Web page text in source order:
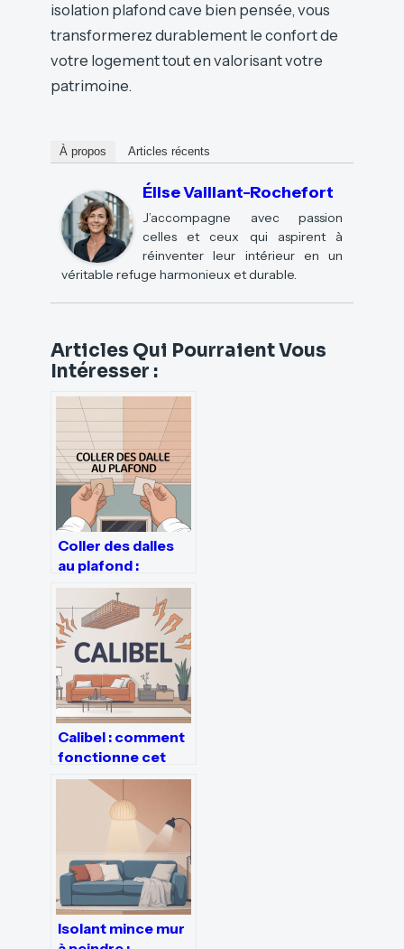
isolation plafond cave bien pensée, vous
transformerez durablement le confort de
votre logement tout en valorisant votre
patrimoine.
À propos Articles récents
Élise Vaillant-Rochefort
J’accompagne avec passion
celles et ceux qui aspirent à
réinventer leur intérieur en un
véritable refuge harmonieux et durable.
Articles Qui Pourraient Vous
Intéresser :
Coller des dalles
au plafond :
méthodes fiables,
colles et erreurs à
éviter
Calibel : comment
fonctionne cet
isolant et quand le
choisir
Isolant mince mur